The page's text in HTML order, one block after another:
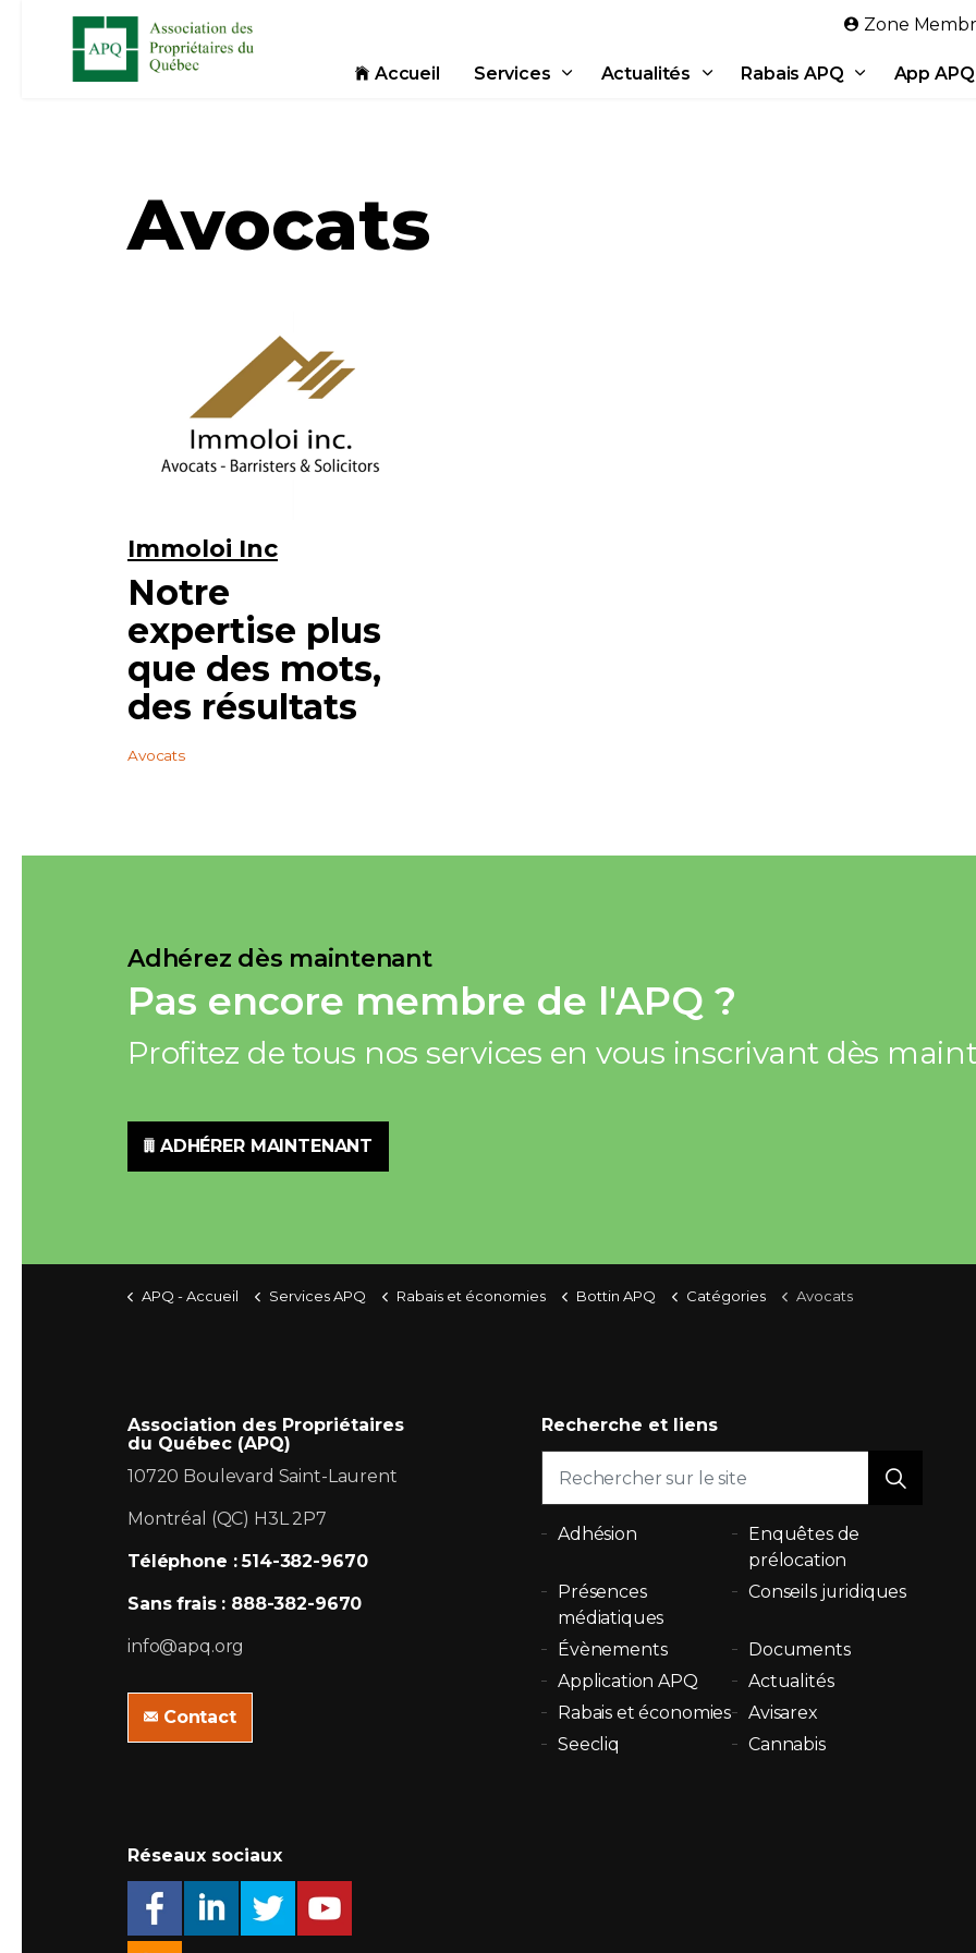
Accueil Services Actualités Rabais APQ App APQ
Zone
Avocats
Immoloi Inc
Notre
expertise plus
que des mots,
des résultats
Avocats
Adhérez dès maintenant
Pas encore membre de l'APQ ?
Profitez de tous nos services en vous inscrivant dès
ADHÉRER MAINTENANT
APQ - Accueil Services APQ Rabais et économies Bottin APQ Catégories Avocats
Association des Propriétaires
du Québec (APQ)
10720 Boulevard Saint-Laurent
Montréal (QC) H3L 2P7
Téléphone : 514-382-9670
Sans frais : 888-382-9670
info@apq.org
Contact
Recherche et liens
Adhésion
Enquêtes de
prélocation
Présences
médiatiques
Conseils juridiques
Évènements
Documents
Application APQ
Actualités
Rabais et économies
Avisarex
Seecliq
Cannabis
Réseaux sociaux